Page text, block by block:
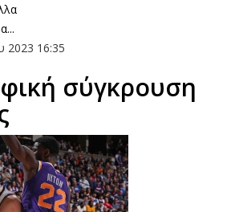
2023 16:35
σύγκρουση